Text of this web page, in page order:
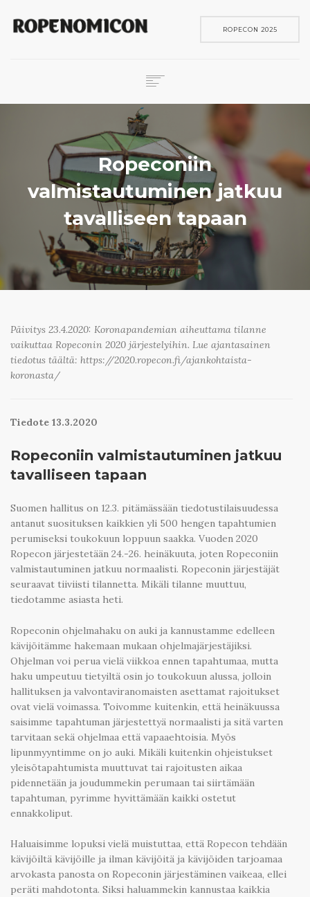
ROPECON 2025
IN ENGLISH
Ropeconiin
valmistautuminen jatkuu
tavalliseen tapaan
Päivitys 23.4.2020: Koronapandemian aiheuttama tilanne
vaikuttaa Ropeconin 2020 järjestelyihin. Lue ajantasainen
tiedotus täältä: https://2020.ropecon.fi/ajankohtaista-
koronasta/
Tiedote 13.3.2020
Ropeconiin valmistautuminen jatkuu
tavalliseen tapaan
Suomen hallitus on 12.3. pitämässään tiedotustilaisuudessa
antanut suosituksen kaikkien yli 500 hengen tapahtumien
perumiseksi toukokuun loppuun saakka. Vuoden 2020
Ropecon järjestetään 24.-26. heinäkuuta, joten Ropeconiin
valmistautuminen jatkuu normaalisti. Ropeconin järjestäjät
seuraavat tiiviisti tilannetta. Mikäli tilanne muuttuu,
tiedotamme asiasta heti.
Ropeconin ohjelmahaku on auki ja kannustamme edelleen
kävijöitämme hakemaan mukaan ohjelmajärjestäjiksi.
Ohjelman voi perua vielä viikkoa ennen tapahtumaa, mutta
haku umpeutuu tietyiltä osin jo toukokuun alussa, jolloin
hallituksen ja valvontaviranomaisten asettamat rajoitukset
ovat vielä voimassa. Toivomme kuitenkin, että heinäkuussa
saisimme tapahtuman järjestettyä normaalisti ja sitä varten
tarvitaan sekä ohjelmaa että vapaaehtoisia. Myös
lipunmyyntimme on jo auki. Mikäli kuitenkin ohjeistukset
yleisötapahtumista muuttuvat tai rajoitusten aikaa
pidennetään ja joudummekin perumaan tai siirtämään
tapahtuman, pyrimme hyvittämään kaikki ostetut
ennakkoliput.
Haluaisimme lopuksi vielä muistuttaa, että Ropecon tehdään
kävijöiltä kävijöille ja ilman kävijöitä ja kävijöiden tarjoamaa
arvokasta panosta on Ropeconin järjestäminen vaikeaa, ellei
peräti mahdotonta. Siksi haluammekin kannustaa kaikkia